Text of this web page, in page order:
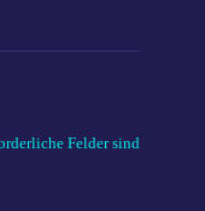
Felder sind